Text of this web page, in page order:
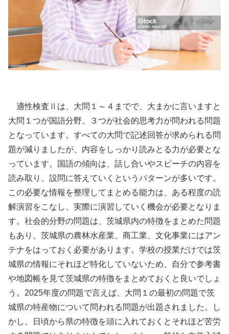
適性検査Ⅱは、大問１～４までで、大まかに言いますと
大問１つが国語分野、３つが社会的思考力が問われる問題
となっています。すべての大問で記述回答が求められる問
題が減りましたが、内容をしっかり読みとる力が必要とな
っています。国語の傾向は、話し合いやスピーチの内容を
読み取り、設問に答えていくというパターンが多いです。
この必要な情報を整理してまとめる能力は、ある程度の読
解演習をこなし、実際に演習していく機会が必要となりま
す。社会的分野の問題は、茨城県内の特徴をまとめた問題
もあり、茨城県の農林水産業、商工業、文化事業にはアン
テナをはっておく必要があります。学校の授業だけでは茨
城県の情報にそれほど特化していないため、自分で参考書
や地図帳を見て茨城県の特徴をまとめておくと良いでしょ
う。2025年度の問題で言えば、大問１の最初の問題で茨
城県の特産物について問われる問題が出題されました。し
かし、日頃から県の特徴を頭に入れておくとそれほど苦労